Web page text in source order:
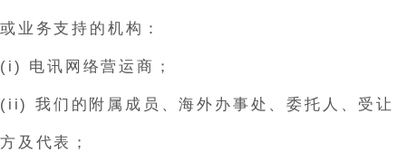
或业务支持的机构：
(i) 电讯网络营运商；
(ii) 我们的附属成员、海外办事处、委托人、受让
方及代表；